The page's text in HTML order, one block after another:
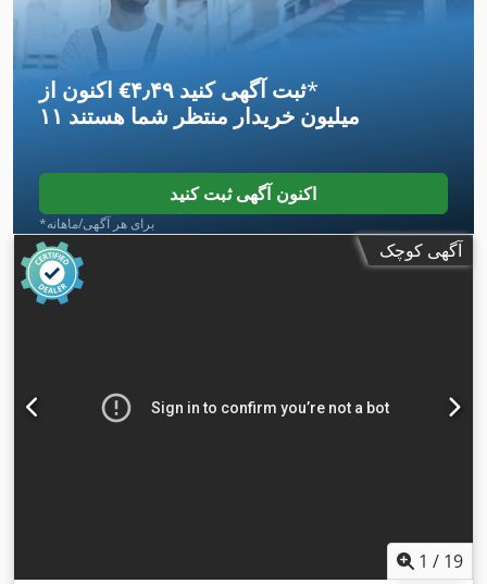
اکنون از ‎€۴٫۴۹ ثبت آگهی کنید*
۱۱ میلیون خریدار منتظر شما هستند
اکنون آگهی ثبت کنید
*برای هر آگهی/ماهانه
آگهی کوچک
1 / 19